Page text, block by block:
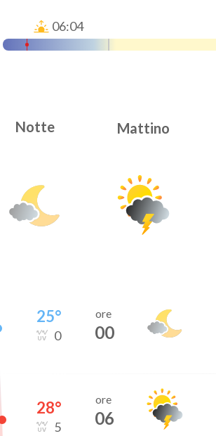
06:04
Notte Mattino
25°
0
ore
00
28°
5
ore
06